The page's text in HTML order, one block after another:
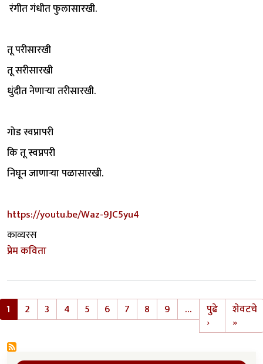
रंगीत गंधीत फुलासारखी.
तू परीसारखी
तू सरीसारखी
धुंदीत नेणाऱ्या तरीसारखी.
गोड स्वप्नापरी
कि तू स्वप्नपरी
निघून जाणाऱ्या पळासारखी.
https://youtu.be/Waz-9JC5yu4
काव्यरस
प्रेम कविता
Pagination
1 2 3 4 5 6 7 8 9 … पुढे
›Next page
शेवटचे
»Last